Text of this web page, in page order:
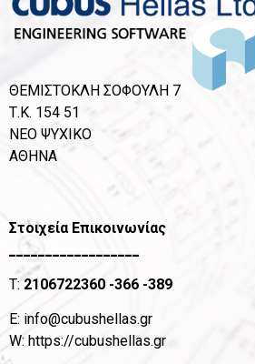
ΘΕΜΙΣΤΟΚΛΗ ΣΟΦΟΥΛΗ 7
Τ.Κ. 154 51
ΝΕΟ ΨΥΧΙΚΟ
ΑΘΗΝΑ
Στοιχεία Επικοινωνίας
__________________
T:2106722360 -366 -389
Ε: info@cubushellas.gr
W: https://cubushellas.gr